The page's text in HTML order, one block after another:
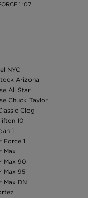
1 '07
NYC
Arizona
All Star
Chuck Taylor
Clog
10
1
Force 1
Max
Max 90
Max 95
Max DN